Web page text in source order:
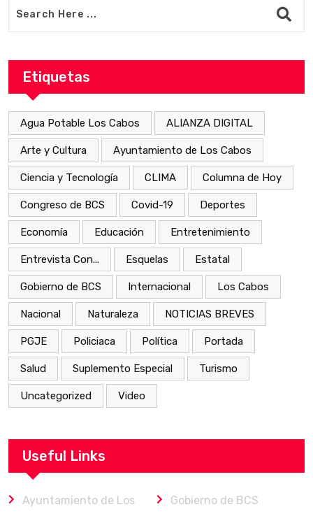
Etiquetas
Agua Potable Los Cabos ALIANZA DIGITAL
Arte y Cultura Ayuntamiento de Los Cabos
Ciencia y Tecnología CLIMA Columna de Hoy
Congreso de BCS Covid-19 Deportes
Economía Educación Entretenimiento
Entrevista Con... Esquelas Estatal
Gobierno de BCS Internacional Los Cabos
Nacional Naturaleza NOTICIAS BREVES
PGJE Policiaca Política Portada
Salud Suplemento Especial Turismo
Uncategorized Video
Useful Links
Ayuntamiento de Los
Gobierno de BCS